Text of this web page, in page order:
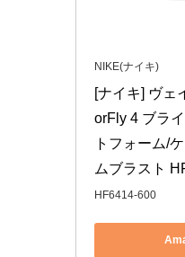
NIKE(ナイキ)
[ナイキ] ヴェ
orFly 4 ブラ
トフォーム/
ムブラスト
HF6414-600